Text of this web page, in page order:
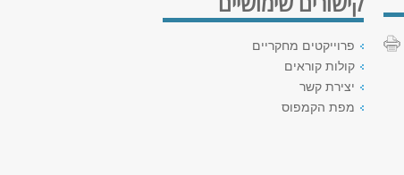
פרוייקטים מחקריים
קולות קוראים
יצירת קשר
מפת הקמפוס